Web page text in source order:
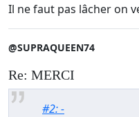
Il ne faut pas lâcher on
@SUPRAQUEEN74
Re: MERCI
#2: -